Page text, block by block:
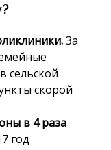
За
сельской
скорой
в 4 раза
год